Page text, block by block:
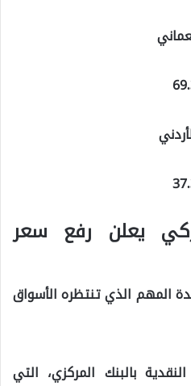
يعلن رفع سعر
المهم الذي تنتظره الأسواق
بالبنك المركزي، التي